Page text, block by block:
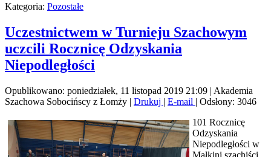
Kategoria: Pozostałe
Uczestnictwem w Turnieju Szachowym
uczcili Rocznicę Odzyskania
Niepodległości
Opublikowano: poniedziałek, 11 listopad 2019 21:09 | Akademia
Szachowa Sobocińscy z Łomży | Drukuj | E-mail | Odsłony: 3046
101 Rocznicę
Odzyskania
Niepodległości w
Małkini szachiści